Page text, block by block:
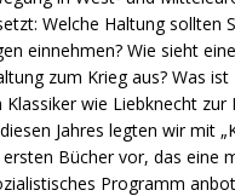
Welche Haltung sollten
einnehmen? Wie sieht eine
zum Krieg aus? Was
wie Liebknecht zur
Jahres legten wir mit
ersten Bücher vor, das eine
Programm